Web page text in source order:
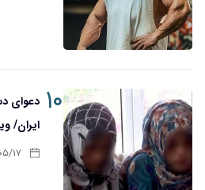
۱۰ دعوای
ایران/
۱۴۰۵/